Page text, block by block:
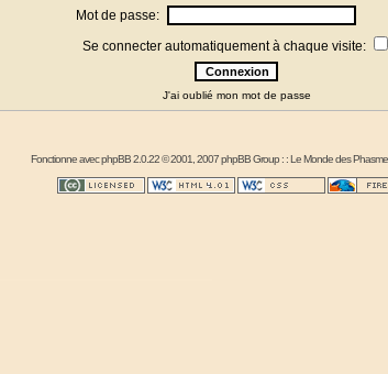
Mot de passe:
Se connecter automatiquement à chaque visite:
J'ai oublié mon mot de passe
Fonctionne avecphpBB2.0.22 © 2001, 2007 phpBB Group : :Le Monde des